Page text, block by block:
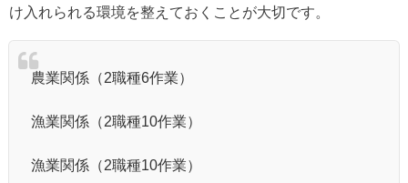
け入れられる環境を整えておくことが大切です。
農業関係（2職種6作業）
漁業関係（2職種10作業）
漁業関係（2職種10作業）